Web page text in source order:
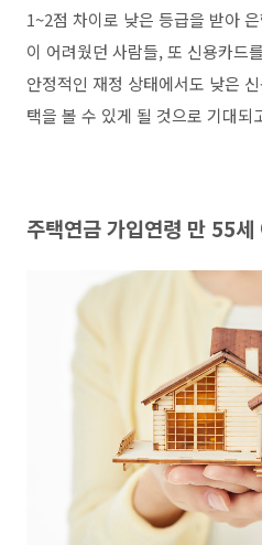
1~2점 차이로 낮은 등급을 받아
이 어려웠던 사람들, 또 신용카드
안정적인 재정 상태에서도 낮은
택을 볼 수 있게 될 것으로 기대되
주택연금 가입연령 만 55세